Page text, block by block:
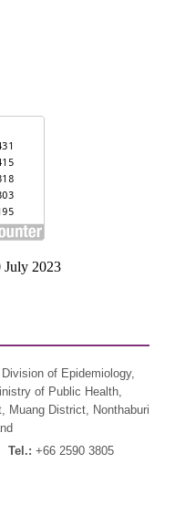
July 2023
of Epidemiology,
of Public Health,
Muang District, Nonthaburi
Tel.: +66 2590 3805